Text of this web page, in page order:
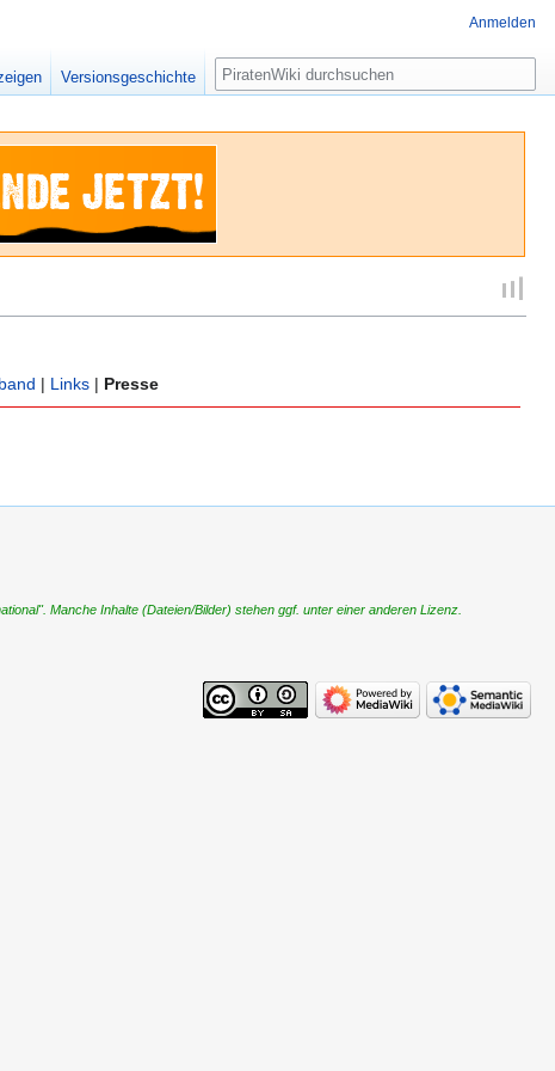
| Links | Presse
Anmelden
Versionsgeschichte Suche
Manche Inhalte (Dateien/Bilder) stehen ggf. unter einer anderen Lizenz.